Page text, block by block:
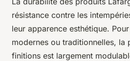
résistance contre les
leur apparence esthétique.
modernes ou traditionnelles, la
finitions est largement